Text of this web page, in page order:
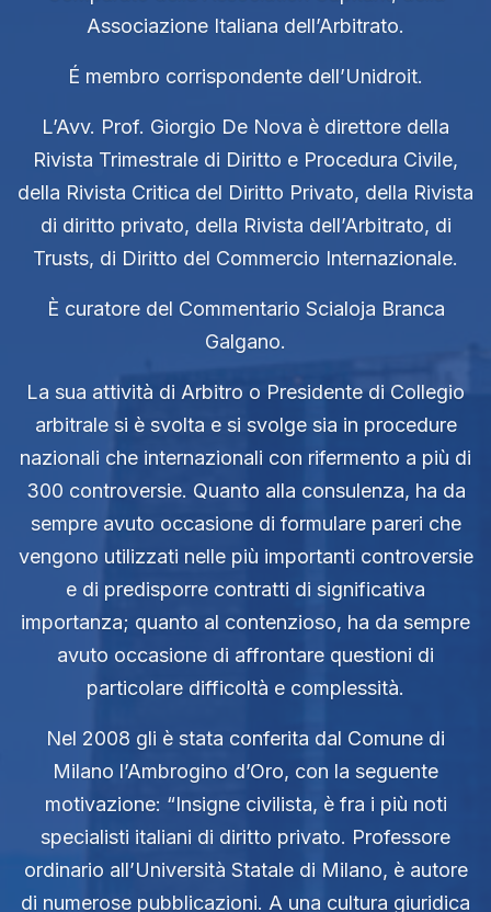
Associazione Italiana dell’Arbitrato.
É membro corrispondente dell’Unidroit.
L’Avv. Prof. Giorgio De Nova è direttore della
Rivista Trimestrale di Diritto e Procedura Civile,
della Rivista Critica del Diritto Privato, della Rivista
di diritto privato, della Rivista dell’Arbitrato, di
Trusts, di Diritto del Commercio Internazionale.
È curatore del Commentario Scialoja Branca
Galgano.
La sua attività di Arbitro o Presidente di Collegio
arbitrale si è svolta e si svolge sia in procedure
nazionali che internazionali con rifermento a più di
300 controversie. Quanto alla consulenza, ha da
sempre avuto occasione di formulare pareri che
vengono utilizzati nelle più importanti controversie
e di predisporre contratti di significativa
importanza; quanto al contenzioso, ha da sempre
avuto occasione di affrontare questioni di
particolare difficoltà e complessità.
Nel 2008 gli è stata conferita dal Comune di
Milano l’Ambrogino d’Oro, con la seguente
motivazione: “Insigne civilista, è fra i più noti
specialisti italiani di diritto privato. Professore
ordinario all’Università Statale di Milano, è autore
di numerose pubblicazioni. A una cultura giuridica